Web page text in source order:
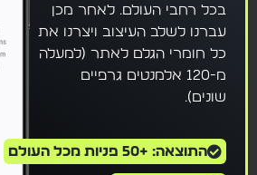
בכל רחבי העולם. לאחר מכן
עברנו לשלב העיצוב ויצרנו את
כל חומרי הגלם לאתר (למעלה
מ-120 אלמנטים גרפיים
שונים).
התוצאה: +50 פניות מכל העולם